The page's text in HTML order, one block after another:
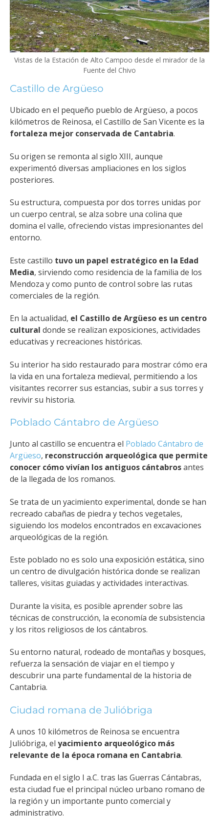
Vistas de la Estación de Alto Campoo desde el mirador de la
Fuente del Chivo
Castillo de Argüeso
Ubicado en el pequeño pueblo de Argüeso, a pocos
kilómetros de Reinosa, el Castillo de San Vicente es la
fortaleza mejor conservada de Cantabria.
Su origen se remonta al siglo XIII, aunque
experimentó diversas ampliaciones en los siglos
posteriores.
Su estructura, compuesta por dos torres unidas por
un cuerpo central, se alza sobre una colina que
domina el valle, ofreciendo vistas impresionantes del
entorno.
Este castillo tuvo un papel estratégico en la Edad
Media, sirviendo como residencia de la familia de los
Mendoza y como punto de control sobre las rutas
comerciales de la región.
En la actualidad, el Castillo de Argüeso es un centro
cultural donde se realizan exposiciones, actividades
educativas y recreaciones históricas.
Su interior ha sido restaurado para mostrar cómo era
la vida en una fortaleza medieval, permitiendo a los
visitantes recorrer sus estancias, subir a sus torres y
revivir su historia.
Poblado Cántabro de Argüeso
Junto al castillo se encuentra el Poblado Cántabro de
Argüeso, reconstrucción arqueológica que permite
conocer cómo vivían los antiguos cántabrosantes
de la llegada de los romanos.
Se trata de un yacimiento experimental, donde se han
recreado cabañas de piedra y techos vegetales,
siguiendo los modelos encontrados en excavaciones
arqueológicas de la región.
Este poblado no es solo una exposición estática, sino
un centro de divulgación histórica donde se realizan
talleres, visitas guiadas y actividades interactivas.
Durante la visita, es posible aprender sobre las
técnicas de construcción, la economía de subsistencia
y los ritos religiosos de los cántabros.
Su entorno natural, rodeado de montañas y bosques,
refuerza la sensación de viajar en el tiempo y
descubrir una parte fundamental de la historia de
Cantabria.
Ciudad romana de Julióbriga
A unos 10 kilómetros de Reinosa se encuentra
Julióbriga, el yacimiento arqueológico más
relevante de la época romana en Cantabria.
Fundada en el siglo I a.C. tras las Guerras Cántabras,
esta ciudad fue el principal núcleo urbano romano de
la región y un importante punto comercial y
administrativo.